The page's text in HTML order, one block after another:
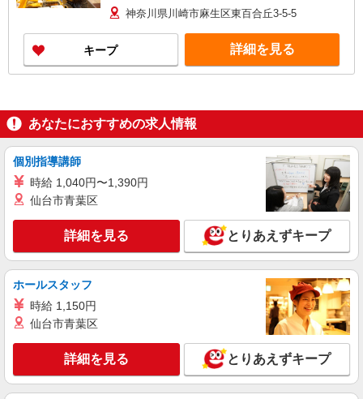
増 ★学生以外の長期希望の方はパート対象です。
★職種を限定しての募集のため、勤務時間・曜日
の項目をご確認ください。
神奈川県川崎市麻生区東百合丘3-5-5
キープ 詳細を見る
あなたにおすすめの求人情報
個別指導講師
時給 1,040円〜1,390円
仙台市青葉区
詳細を見る とりあえずキープ
ホールスタッフ
時給 1,150円
仙台市青葉区
詳細を見る とりあえずキープ